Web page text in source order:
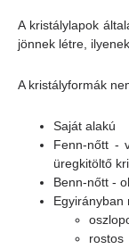
A kristálylapok
jönnek létre,
A kristályformák
Saját alakú
Fenn-nőtt -
üregkitöltő
Benn-nőtt -
Egyirányban
rostos